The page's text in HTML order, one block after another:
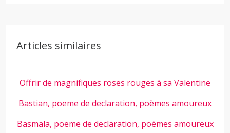
Articles similaires
Offrir de magnifiques roses rouges à sa Valentine
Bastian, poeme de declaration, poèmes amoureux
Basmala, poeme de declaration, poèmes amoureux